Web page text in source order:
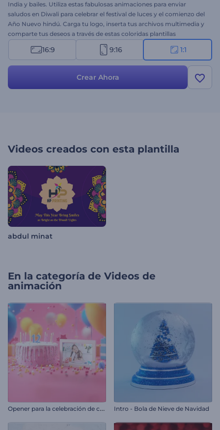
India y bailes. Utiliza estas fabulosas animaciones para enviar
saludos en Diwali para celebrar el festival de luces y el comienzo del
Año Nuevo hindú. Carga tu logo, inserta tus archivos multimedia y
comparte tus deseos a través de estas coloridas plantillas
animadas. Es perfecto como opener de presentaciones,
invitaciones a festejos, celebraciones y mucho más. ¡Pruébalo
16:9 9:16 1:1
Crear Ahora
Videos creados con esta plantilla
abdul minat
En la categoría de Videos de
animación
O
pener para la celebración de cumpleaños Intro - Bola de Nieve de Navidad